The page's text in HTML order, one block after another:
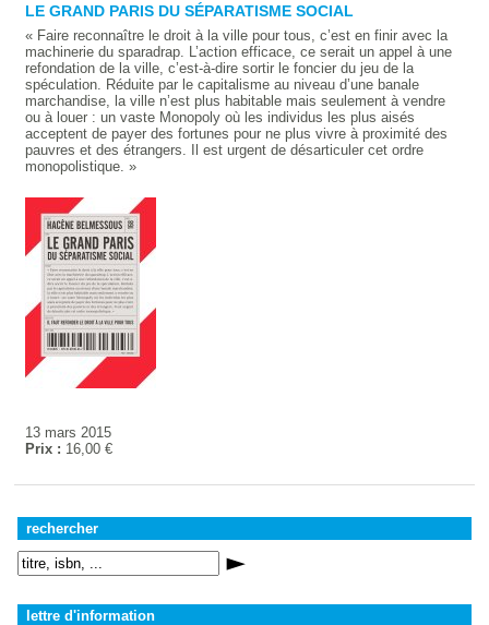
rechercher
lettre d'information
13 mars 2015
Prix : 16,00 €
LE GRAND PARIS DU SÉPARATISME SOCIAL
« Faire reconnaître le droit à la ville pour tous, c’est en finir avec la
machinerie du sparadrap. L’action efficace, ce serait un appel à une
refondation de la ville, c’est-à-dire sortir le foncier du jeu de la
spéculation. Réduite par le capitalisme au niveau d’une banale
marchandise, la ville n’est plus habitable mais seulement à vendre
ou à louer : un vaste Monopoly où les individus les plus aisés
acceptent de payer des fortunes pour ne plus vivre à proximité des
pauvres et des étrangers. Il est urgent de désarticuler cet ordre
monopolistique. »